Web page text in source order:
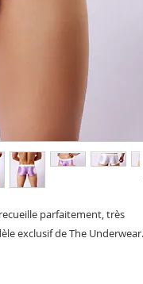
parfaitement, très
exclusif de The Underwear.